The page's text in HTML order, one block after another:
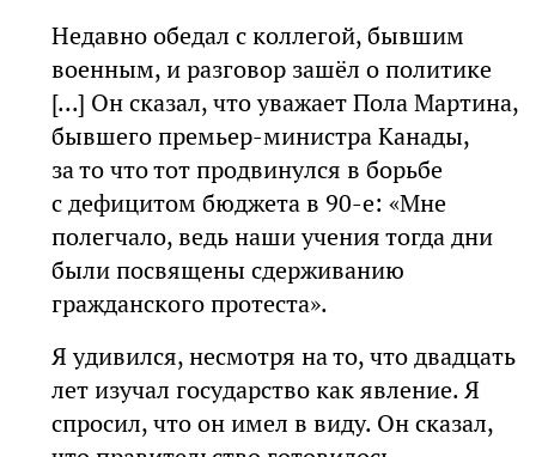
Недавно обедал с коллегой, бывшим
военным, и разговор зашёл о политике
[...] Он сказал, что уважает Пола Мартина,
бывшего премьер-министра Канады,
за то что тот продвинулся в борьбе
с дефицитом бюджета в 90-е: «Мне
полегчало, ведь наши учения тогда дни
были посвящены сдерживанию
гражданского протеста».
Я удивился, несмотря на то, что двадцать
лет изучал государство как явление. Я
спросил, что он имел в виду. Он сказал,